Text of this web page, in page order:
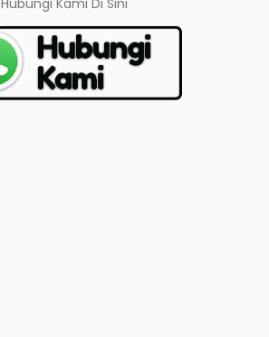
Hubungi KamiDi Sini